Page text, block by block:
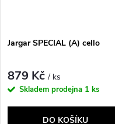
Jargar SPECIAL (A) cello
879 Kč/ ks
Skladem prodejna 1 ks
DO KOŠÍKU